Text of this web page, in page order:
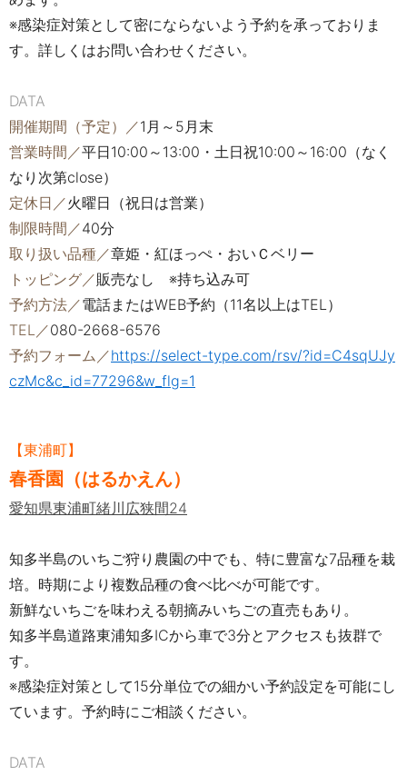
※感染症対策として密にならないよう予約を承っておりま
す。詳しくはお問い合わせください。
DATA
開催期間（予定）／1月～5月末
営業時間／平日10:00～13:00・土日祝10:00～16:00（なく
なり次第close）
定休日／火曜日（祝日は営業）
制限時間／40分
取り扱い品種／章姫・紅ほっぺ・おいＣベリー
トッピング／販売なし ※持ち込み可
予約方法／電話またはWEB予約（11名以上はTEL）
TEL／080-2668-6576
予約フォーム／https://select-type.com/rsv/?id=C4sqUJy
czMc&c_id=77296&w_flg=1
【東浦町】
春香園（はるかえん）
愛知県東浦町緒川広狭間24
知多半島のいちご狩り農園の中でも、特に豊富な7品種を栽
培。時期により複数品種の食べ比べが可能です。
新鮮ないちごを味わえる朝摘みいちごの直売もあり。
知多半島道路東浦知多ICから車で3分とアクセスも抜群で
す。
※感染症対策として15分単位での細かい予約設定を可能にし
ています。予約時にご相談ください。
DATA